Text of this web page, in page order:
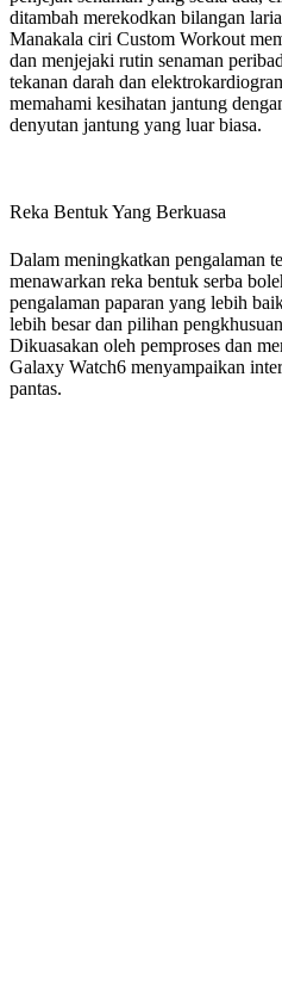
ditambah merekodkan bilangan
Manakala ciri Custom Workout
dan menjejaki rutin senaman
tekanan darah dan
memahami kesihatan jantung
denyutan jantung yang luar biasa.
Reka Bentuk Yang Berkuasa
Dalam meningkatkan pengalaman
menawarkan reka bentuk serba
pengalaman paparan yang lebih
lebih besar dan pilihan
Dikuasakan oleh pemproses dan
Galaxy Watch6 menyampaikan
pantas.